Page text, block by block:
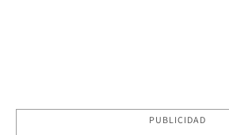
PUBLICIDAD